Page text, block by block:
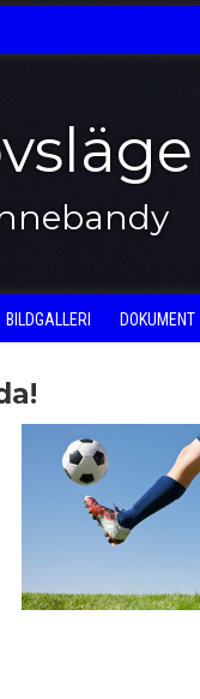
BILDGALLERI DOKUMENT